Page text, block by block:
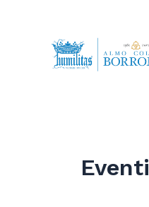
Eventi